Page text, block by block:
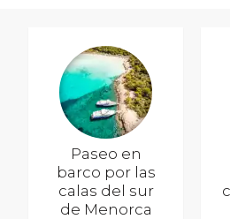
Paseo en
barco por las
calas del sur
de Menorca